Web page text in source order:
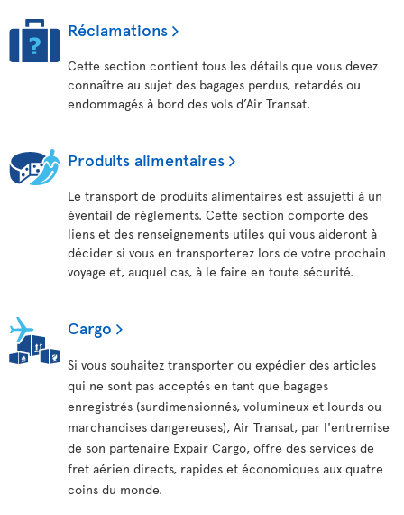
Réclamations
Cette section contient tous les détails que vous devez
connaître au sujet des bagages perdus, retardés ou
endommagés à bord des vols d’Air Transat.
Produits alimentaires
Le transport de produits alimentaires est assujetti à un
éventail de règlements. Cette section comporte des
liens et des renseignements utiles qui vous aideront à
décider si vous en transporterez lors de votre prochain
voyage et, auquel cas, à le faire en toute sécurité.
Cargo
Si vous souhaitez transporter ou expédier des articles
qui ne sont pas acceptés en tant que bagages
enregistrés (surdimensionnés, volumineux et lourds ou
marchandises dangereuses), Air Transat, par l'entremise
de son partenaire Expair Cargo, offre des services de
fret aérien directs, rapides et économiques aux quatre
coins du monde.